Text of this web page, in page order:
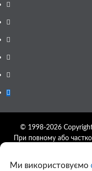
Ми використовуємо
Facebook
YouTube
Telegram
Instagram
Twitter
Google
© 1998-2026 Copyright
При повному або